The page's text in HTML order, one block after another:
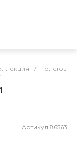
/ Толстовки
Артикул 86563